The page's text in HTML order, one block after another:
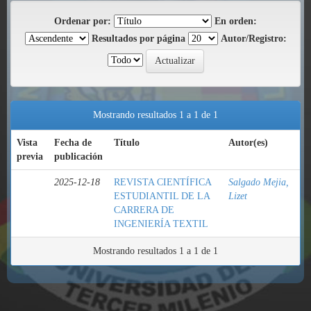
Ordenar por:
En orden:
Resultados por página
Autor/Registro:
Mostrando resultados 1 a 1 de 1
Vista
previa
Fecha de
publicación
Título Autor(es)
2025-12-18
REVISTA CIENTÍFICA
ESTUDIANTIL DE LA
CARRERA DE
INGENIERÍA TEXTIL
Salgado Mejia,
Lizet
Mostrando resultados 1 a 1 de 1